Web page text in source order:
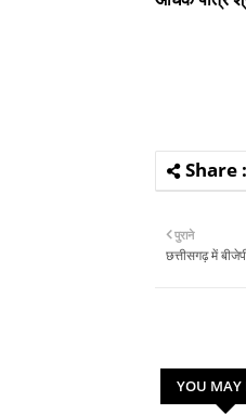
पुराने
छत्तीसगढ़ में
YOU MAY